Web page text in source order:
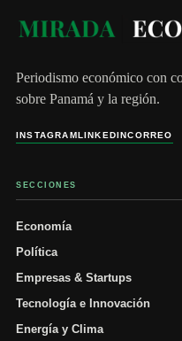
Periodismo económico con
sobre Panamá y la región.
INSTAGRAMLINKEDINCORREO
SECCIONES
Economía
Política
Empresas & Startups
Tecnología e Innovación
Energía y Clima